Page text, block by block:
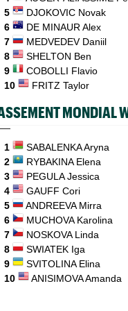
OPEN
Monfils et Léolia Jeanjean wild-
en qualifs
Jeunes
Championne du monde en
dès les poules
Jeunes
Coupe Galéa : l’équipe de
championne d’Europe
ATP - Montréal
Stefanos Tsitsipas sur son
patient..."
ATP - Montréal
Combien touchent les
Montréal ?
5
DJOKOVIC Novak
6
DE MINAUR Alex
7
MEDVEDEV Daniil
8
SHELTON Ben
9
COBOLLI Flavio
10
FRITZ Taylor
MONDIAL
1 SABALENKA Aryna
2
RYBAKINA Elena
3
PEGULA Jessica
4
GAUFF Cori
5
ANDREEVA Mirra
6
MUCHOVA Karolina
7
NOSKOVA Linda
8
SWIATEK Iga
9
SVITOLINA Elina
10
ANISIMOVA Amanda